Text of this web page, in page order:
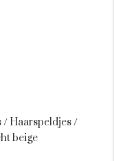
/ Haarspeldjes/
beige